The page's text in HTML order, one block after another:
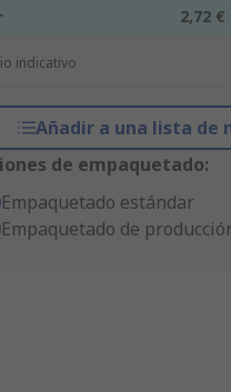
2,72 €
indicativo
Añadir a una lista de
de empaquetado:
Empaquetado estándar
Empaquetado de